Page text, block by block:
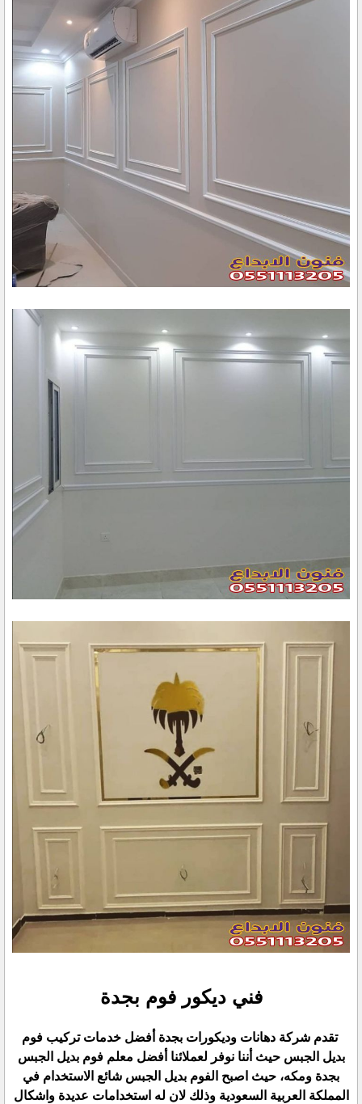
فني ديكور فوم بجدة
تقدم شركة دهانات وديكورات بجدة أفضل خدمات تركيب فوم
بديل الجبس حيث أننا نوفر لعملائنا أفضل معلم فوم بديل الجبس
بجدة ومكه، حيث اصبح الفوم بديل الجبس شائع الاستخدام في
المملكة العربية السعودية وذلك لان له استخدامات عديدة واشكال